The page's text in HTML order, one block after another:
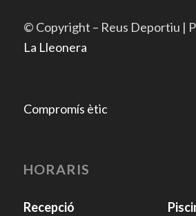
© Copyright – Reus Deportiu |
La Lleonera
Compromís ètic
HORARIS
Recepció